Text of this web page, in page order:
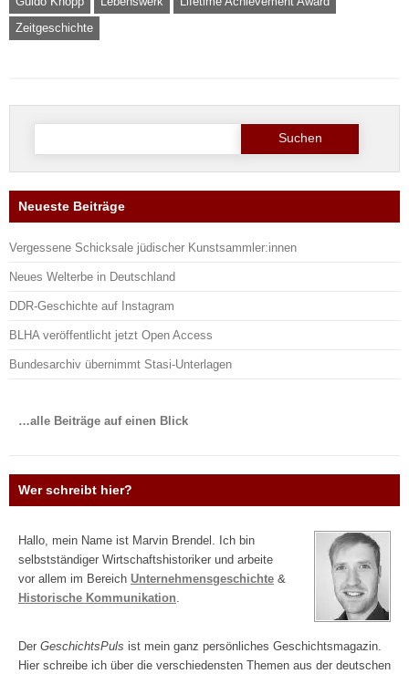
Zeitgeschichte
Suche
Neueste Beiträge
Vergessene Schicksale jüdischer Kunstsammler:innen
Neues Welterbe in Deutschland
DDR-Geschichte auf Instagram
BLHA veröffentlicht jetzt Open Access
Bundesarchiv übernimmt Stasi-Unterlagen
…alle Beiträge auf einen Blick
Wer schreibt hier?
Hallo, mein Name ist Marvin Brendel. Ich bin
selbstständiger Wirtschaftshistoriker und arbeite
vor allem im Bereich Unternehmensgeschichte &
Historische Kommunikation
Der GeschichtsPuls ist mein ganz persönliches Geschichtsmagazin.
Hier schreibe ich über die verschiedensten Themen aus der deutschen